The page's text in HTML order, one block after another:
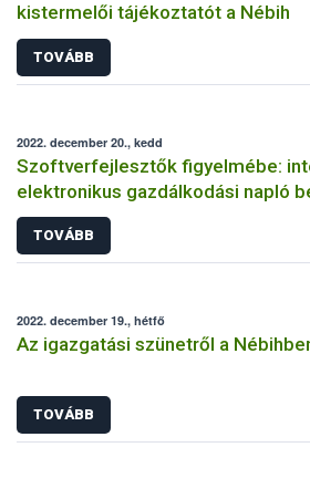
kistermelői tájékoztatót a Nébih
TOVÁBB
2022. december 20., kedd
Szoftverfejlesztők figyelmébe:
elektronikus gazdálkodási napló
TOVÁBB
2022. december 19., hétfő
Az igazgatási szünetről a
TOVÁBB